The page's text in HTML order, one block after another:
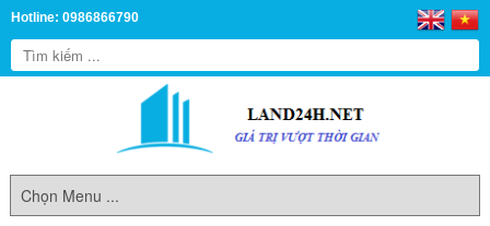
Hotline: 0986866790